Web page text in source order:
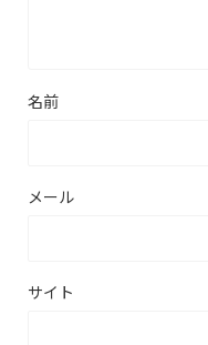
名前
メール
サイト